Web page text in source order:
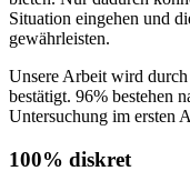
Situation eingehen und
gewährleisten.
Unsere Arbeit wird durch
bestätigt. 96% bestehen
Untersuchung im ersten
100% diskret